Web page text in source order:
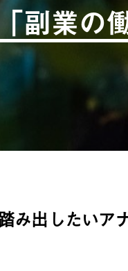
副業の
み出したいア